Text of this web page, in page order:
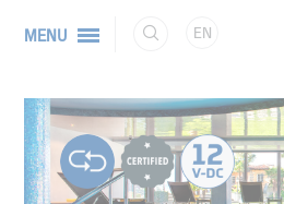
MENU EN